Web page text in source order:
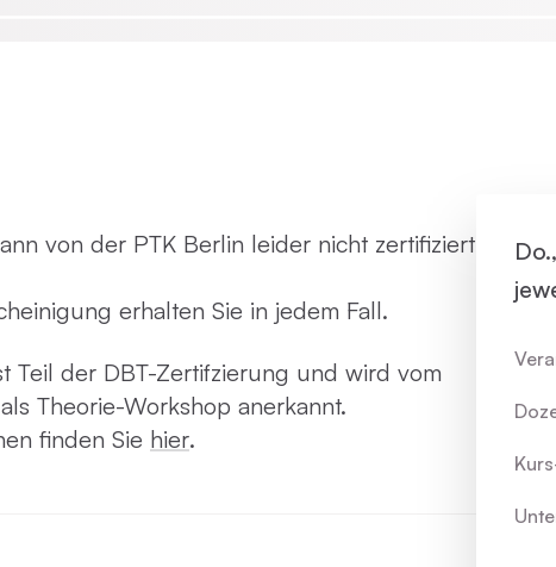
Coaching
von der PTK Berlin leider nicht zertifiziert
erhalten Sie in jedem Fall.
Teil der DBT-Zertifzierung und wird vom
Theorie-Workshop anerkannt.
finden Sie hier.